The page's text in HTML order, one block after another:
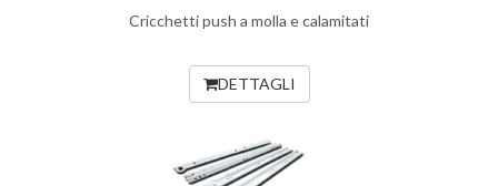
Cricchetti push a molla e calamitati
DETTAGLI